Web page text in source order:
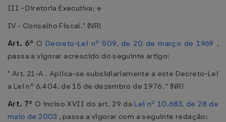
III - Diretoria Executiva; e
IV - Conselho Fiscal." (NR)
Art. 6º O Decreto-Lei nº 509, de 20 de março de 1969 ,
passa a vigorar acrescido do seguinte artigo:
" Art. 21-A . Aplica-se subsidiariamente a este Decreto-Lei
a Lei nº 6.404, de 15 de dezembro de 1976 ." (NR)
Art. 7º O inciso XVII do art. 29 da Lei nº 10.683, de 28 de
maio de 2003 , passa a vigorar com a seguinte redação: